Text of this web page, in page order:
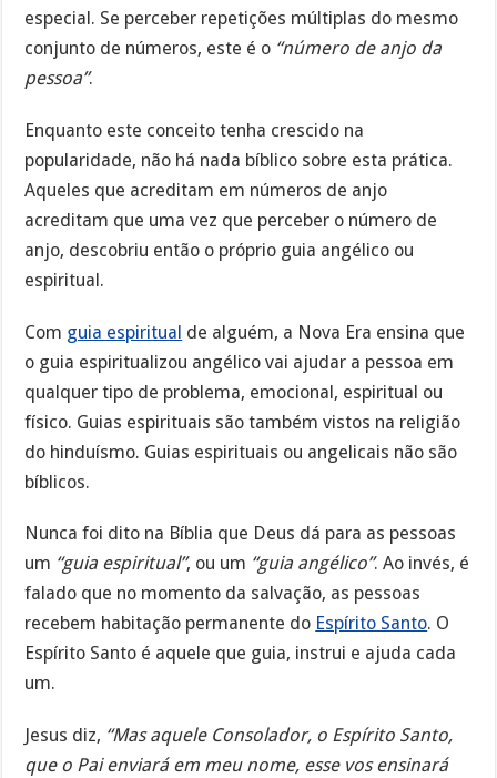
especial. Se perceber repetições múltiplas do mesmo
conjunto de números, este é o “número de anjo da
pessoa”.
Enquanto este conceito tenha crescido na
popularidade, não há nada bíblico sobre esta prática.
Aqueles que acreditam em números de anjo
acreditam que uma vez que perceber o número de
anjo, descobriu então o próprio guia angélico ou
espiritual.
Com guia espiritual de alguém, a Nova Era ensina que
o guia espiritualizou angélico vai ajudar a pessoa em
qualquer tipo de problema, emocional, espiritual ou
físico. Guias espirituais são também vistos na religião
do hinduísmo. Guias espirituais ou angelicais não são
bíblicos.
Nunca foi dito na Bíblia que Deus dá para as pessoas
um “guia espiritual”, ou um “guia angélico”. Ao invés, é
falado que no momento da salvação, as pessoas
recebem habitação permanente do Espírito Santo. O
Espírito Santo é aquele que guia, instrui e ajuda cada
um.
Jesus diz, “Mas aquele Consolador, o Espírito Santo,
que o Pai enviará em meu nome, esse vos ensinará